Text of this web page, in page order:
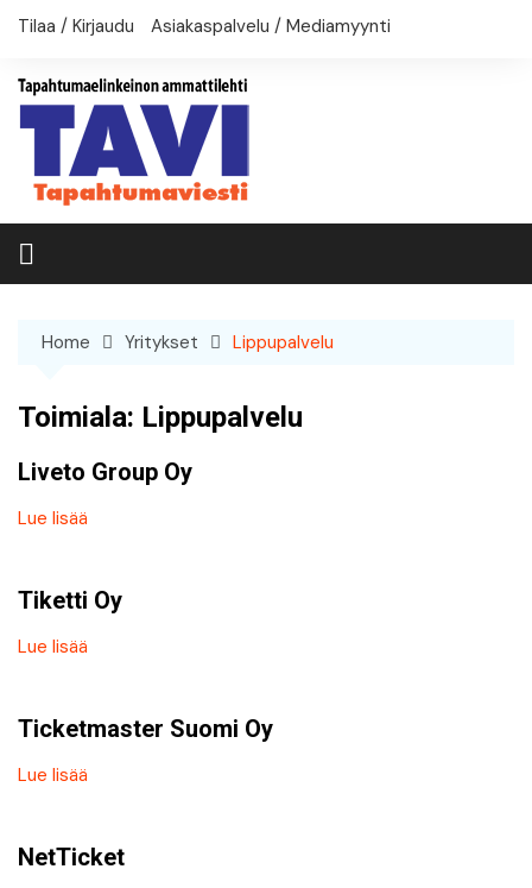
Skip
Tilaa / Kirjaudu Asiakaspalvelu / Mediamyynti
Home Yritykset Lippupalvelu
Toimiala: Lippupalvelu
Liveto Group Oy
Lue lisää
Tiketti Oy
Lue lisää
Ticketmaster Suomi Oy
Lue lisää
NetTicket